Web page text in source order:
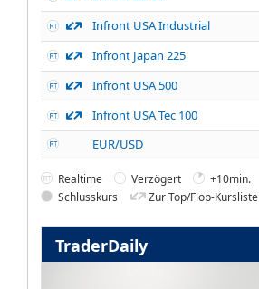
Infront USA Industrial
Infront Japan 225
Infront USA 500
Infront USA Tec 100
EUR/USD
Realtime Verzögert +10min.
Schlusskurs
Zur Top/Flop-Kursliste
TraderDaily